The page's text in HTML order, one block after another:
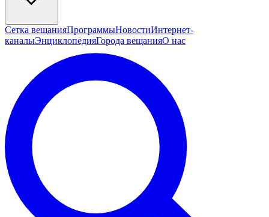
Сетка вещанияПрограммыНовостиИнтернет-
каналыЭнциклопедияГорода вещанияО нас